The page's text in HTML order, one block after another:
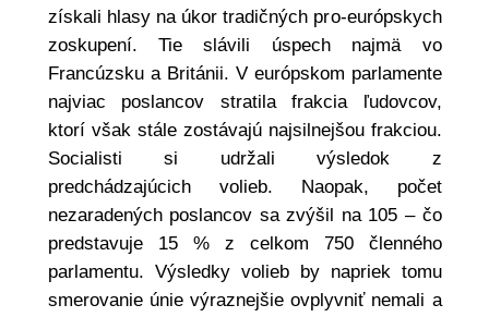
získali hlasy na úkor tradičných pro-európskych
zoskupení. Tie slávili úspech najmä vo
Francúzsku a Británii. V európskom parlamente
najviac poslancov stratila frakcia ľudovcov,
ktorí však stále zostávajú najsilnejšou frakciou.
Socialisti si udržali výsledok z
predchádzajúcich volieb. Naopak, počet
nezaradených poslancov sa zvýšil na 105 – čo
predstavuje 15 % z celkom 750 členného
parlamentu. Výsledky volieb by napriek tomu
smerovanie únie výraznejšie ovplyvniť nemali a